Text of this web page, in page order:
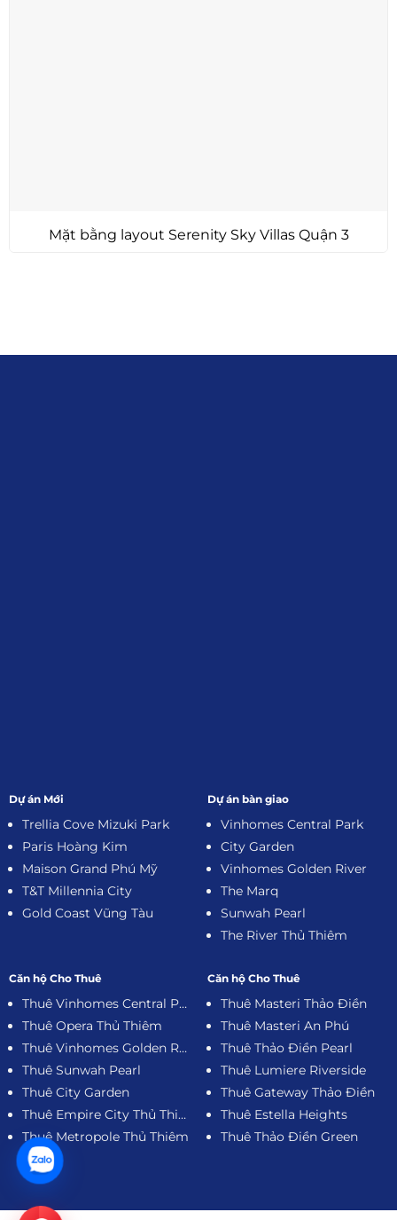
Mặt bằng layout Serenity Sky Villas Quận 3
Dự án Mới
Trellia Cove Mizuki Park
Paris Hoàng Kim
Maison Grand Phú Mỹ
T&T Millennia City
Gold Coast Vũng Tàu
Dự án bàn giao
Vinhomes Central Park
City Garden
Vinhomes Golden River
The Marq
Sunwah Pearl
The River Thủ Thiêm
Căn hộ Cho Thuê
Thuê Vinhomes Central Park
Thuê Opera Thủ Thiêm
Thuê Vinhomes Golden River
Thuê Sunwah Pearl
Thuê City Garden
Thuê Empire City Thủ Thiêm
Thuê Metropole Thủ Thiêm
Căn hộ Cho Thuê
Thuê Masteri Thảo Điền
Thuê Masteri An Phú
Thuê Thảo Điền Pearl
Thuê Lumiere Riverside
Thuê Gateway Thảo Điền
Thuê Estella Heights
Thuê Thảo Điền Green